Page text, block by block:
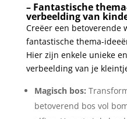
– Fantastische
verbeelding van
Creëer een betoverende
fantastische thema-
Hier zijn enkele unieke
verbeelding van je
Magisch bos:
betoverend bos vol